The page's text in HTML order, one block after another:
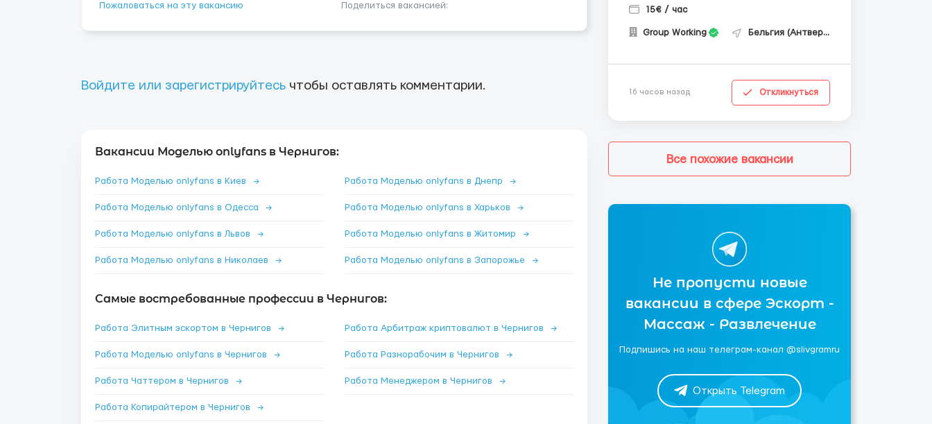
Пожаловаться на эту вакансию Поделиться вакансией:
Войдите или зарегистрируйтесь чтобы оставлять комментарии.
Вакансии Моделью onlyfans в Чернигов:
Работа Моделью onlyfans в Киев → Работа Моделью onlyfans в Днепр →
Работа Моделью onlyfans в Одесса → Работа Моделью onlyfans в Харьков →
Работа Моделью onlyfans в Львов → Работа Моделью onlyfans в Житомир →
Работа Моделью onlyfans в Николаев → Работа Моделью onlyfans в Запорожье →
Самые востребованные профессии в Чернигов:
Работа Элитным эскортом в Чернигов → Работа Арбитраж криптовалют в Чернигов →
Работа Моделью onlyfans в Чернигов → Работа Разнорабочим в Чернигов →
Работа Чаттером в Чернигов → Работа Менеджером в Чернигов →
Работа Копирайтером в Чернигов →
15€ / час
Group Working Бельгия (Антверпен)
16 часов назад Откликнуться
Все похожие вакансии
Не пропусти новые
вакансии в сфере Эскорт -
Массаж - Развлечение
Подпишись на наш телеграм-канал @slivgramru
Открыть Telegram